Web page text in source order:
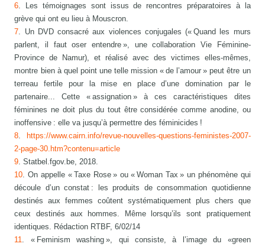
6 . Les témoignages sont issus de rencontres préparatoires à la
grève qui ont eu lieu à Mouscron.
7 . Un DVD consacré aux violences conjugales (« Quand les murs
parlent, il faut oser entendre », une collaboration Vie Féminine-
Province de Namur), et réalisé avec des victimes elles-mêmes,
montre bien à quel point une telle mission « de l’amour » peut être un
terreau fertile pour la mise en place d’une domination par le
partenaire... Cette « assignation » à ces caractéristiques dites
féminines ne doit plus du tout être considérée comme anodine, ou
inoffensive : elle va jusqu’à permettre des féminicides !
8
https://www.cairn.info/revue-nouvelles-questions-feministes-2007-
2-page-30.htm?contenu=article
9 . Statbel.fgov.be, 2018.
10 . On appelle « Taxe Rose » ou « Woman Tax » un phénomène qui
découle d’un constat : les produits de consommation quotidienne
destinés aux femmes coûtent systématiquement plus chers que
ceux destinés aux hommes. Même lorsqu’ils sont pratiquement
identiques. Rédaction RTBF, 6/02/14
11
. « Feminism washing », qui consiste, à l’image du «green